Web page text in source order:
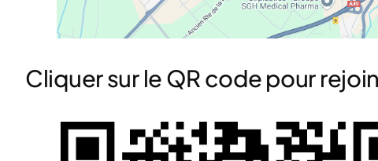
Cliquer sur le QR code pour